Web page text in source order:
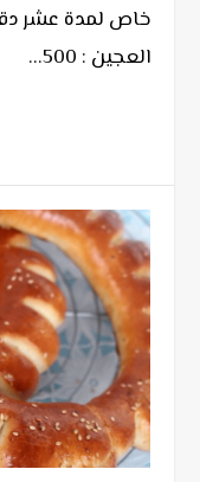
خاص لمدة عشر
العجين : 500...